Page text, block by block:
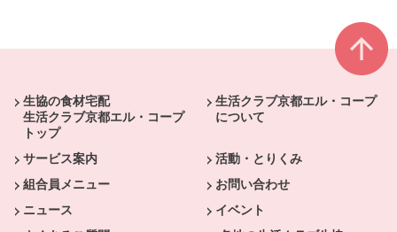
生協の食材宅配
生活クラブ京都エル・コープ
トップ
生活クラブ京都エル・コープ
について
サービス案内
活動・とりくみ
組合員メニュー
お問い合わせ
ニュース
イベント